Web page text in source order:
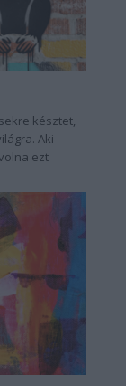
késztet,
Aki
ezt